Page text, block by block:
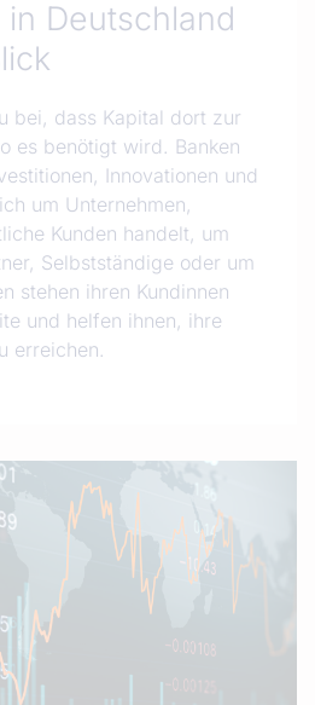
in Deutschland
bei, dass Kapital dort zur
es benötigt wird. Banken
Innovationen und
um Unternehmen,
Kunden handelt, um
Selbstständige oder um
stehen ihren Kundinnen
und helfen ihnen, ihre
erreichen.